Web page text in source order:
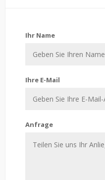
Ihr Name
Ihre E-Mail
Anfrage